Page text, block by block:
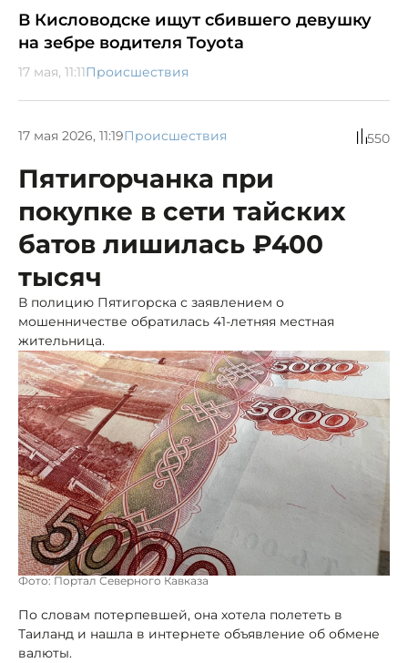
В Кисловодске ищут сбившего девушку
на зебре водителя Toyota
17 мая, 11:11Происшествия
17 мая 2026, 11:19Происшествия 550
Пятигорчанка при
покупке в сети тайских
батов лишилась ₽400
тысяч
В полицию Пятигорска с заявлением о
мошенничестве обратилась 41-летняя местная
жительница.
Фото: Портал Северного Кавказа
По словам потерпевшей, она хотела полететь в
Таиланд и нашла в интернете объявление об обмене
валюты.